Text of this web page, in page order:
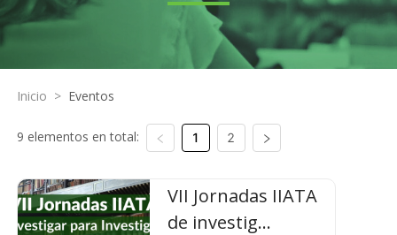
Inicio > Eventos
9 elementos en total: 1 2
VII Jornadas IIATA
de investig...